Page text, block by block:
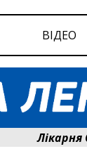
ВІДЕО
Лікарня